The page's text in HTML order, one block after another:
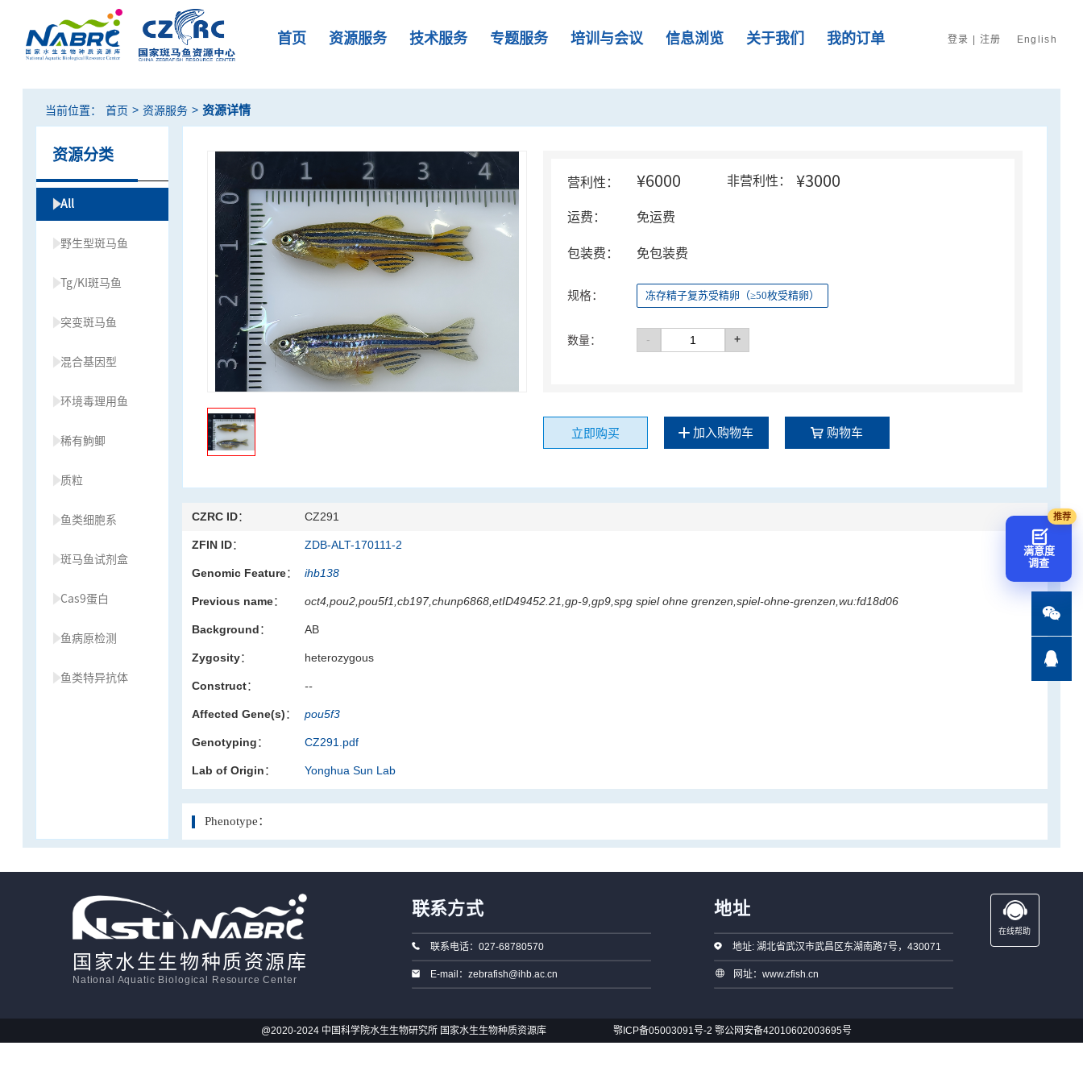
首页 资源服务 技术服务 专题服务 培训与会议 信息浏览 关于我们 我的订单 登录 | 注册 English
当前位置： 首页 > 资源服务 > 资源详情
资源分类
All
野生型斑马鱼
Tg/KI斑马鱼
突变斑马鱼
混合基因型
环境毒理用鱼
稀有鮈鲫
质粒
鱼类细胞系
斑马鱼试剂盒
Cas9蛋白
鱼病原检测
鱼类特异抗体
营利性： ¥6000 非营利性： ¥3000
运费： 免运费
包装费： 免包装费
规格： 冻存精子复苏受精卵（≥50枚受精卵）
数量： - +
立即购买 加入购物车 购物车
CZRC ID： CZ291
ZFIN ID： ZDB-ALT-170111-2
Genomic Feature： ihb138
Previous name： oct4,pou2,pou5f1,cb197,chunp6868,etID49452.21,gp-9,gp9,spg spiel ohne grenzen,spiel-ohne-grenzen,wu:fd18d06
Background： AB
Zygosity： heterozygous
Construct： --
Affected Gene(s)： pou5f3
Genotyping： CZ291.pdf
Lab of Origin： Yonghua Sun Lab
Phenotype：
国家水生生物种质资源库
National Aquatic Biological Resource Center
联系方式
联系电话：027-68780570
E-mail：zebrafish@ihb.ac.cn
地址
地址: 湖北省武汉市武昌区东湖南路7号，430071
网址：www.zfish.cn
在线帮助
@2020-2024 中国科学院水生生物研究所 国家水生生物种质资源库 鄂ICP备05003091号-2 鄂公网安备42010602003695号
满意度
调查

